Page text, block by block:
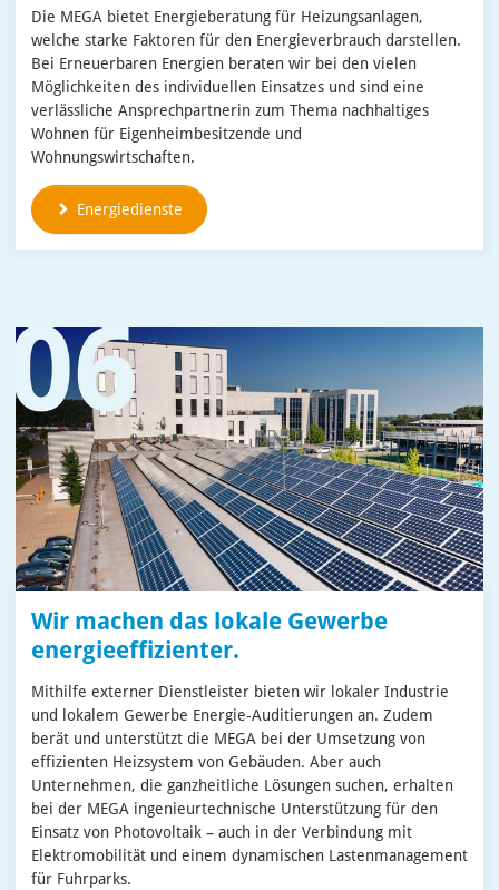
Die MEGA bietet Energieberatung für Heizungsanlagen,
welche starke Faktoren für den Energieverbrauch darstellen.
Bei Erneuerbaren Energien beraten wir bei den vielen
Möglichkeiten des individuellen Einsatzes und sind eine
verlässliche Ansprechpartnerin zum Thema nachhaltiges
Wohnen für Eigenheimbesitzende und
Wohnungswirtschaften.
Energiedienste
Wir machen das lokale Gewerbe
energieeffizienter.
Mithilfe externer Dienstleister bieten wir lokaler Industrie
und lokalem Gewerbe Energie-Auditierungen an. Zudem
berät und unterstützt die MEGA bei der Umsetzung von
effizienten Heizsystem von Gebäuden. Aber auch
Unternehmen, die ganzheitliche Lösungen suchen, erhalten
bei der MEGA ingenieurtechnische Unterstützung für den
Einsatz von Photovoltaik – auch in der Verbindung mit
Elektromobilität und einem dynamischen Lastenmanagement
für Fuhrparks.